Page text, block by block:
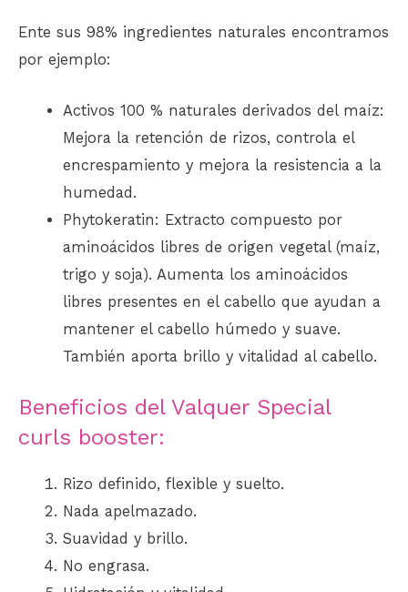
Ente sus 98% ingredientes naturales encontramos
por ejemplo:
Activos 100 % naturales derivados del maíz:
Mejora la retención de rizos, controla el
encrespamiento y mejora la resistencia a la
humedad.
Phytokeratin: Extracto compuesto por
aminoácidos libres de origen vegetal (maíz,
trigo y soja). Aumenta los aminoácidos
libres presentes en el cabello que ayudan a
mantener el cabello húmedo y suave.
También aporta brillo y vitalidad alcabello.
Beneficios del Valquer Special
curls booster:
Rizo definido, flexible y suelto.
Nada apelmazado.
Suavidad y brillo.
No engrasa.